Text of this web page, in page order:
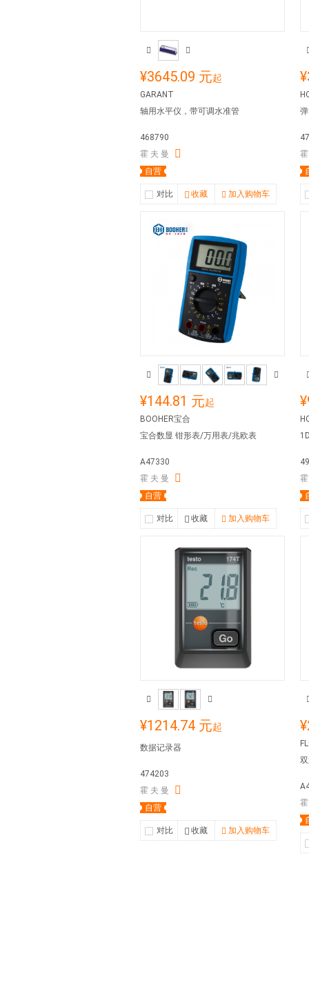
¥3645.09 元起
GARANT
轴用水平仪，带可调水准管
468790
霍 夫 曼
自营
对比 收藏 加入购物车
¥144.81 元起
BOOHER宝合
宝合数显 钳形表/万用表/兆欧表
A47330
霍 夫 曼
自营
对比 收藏 加入购物车
¥1214.74 元起
数据记录器
474203
霍 夫 曼
自营
对比 收藏 加入购物车